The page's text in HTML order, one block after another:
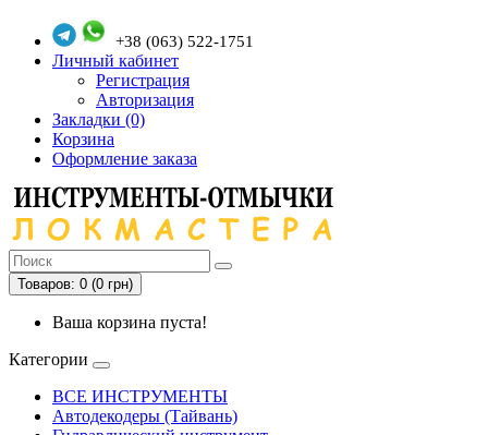
+38 (063) 522-1751
Личный кабинет
Регистрация
Авторизация
Закладки (0)
Корзина
Оформление заказа
Товаров: 0 (0 грн)
Ваша корзина пуста!
Категории
ВСЕ ИНСТРУМЕНТЫ
Автодекодеры (Тайвань)